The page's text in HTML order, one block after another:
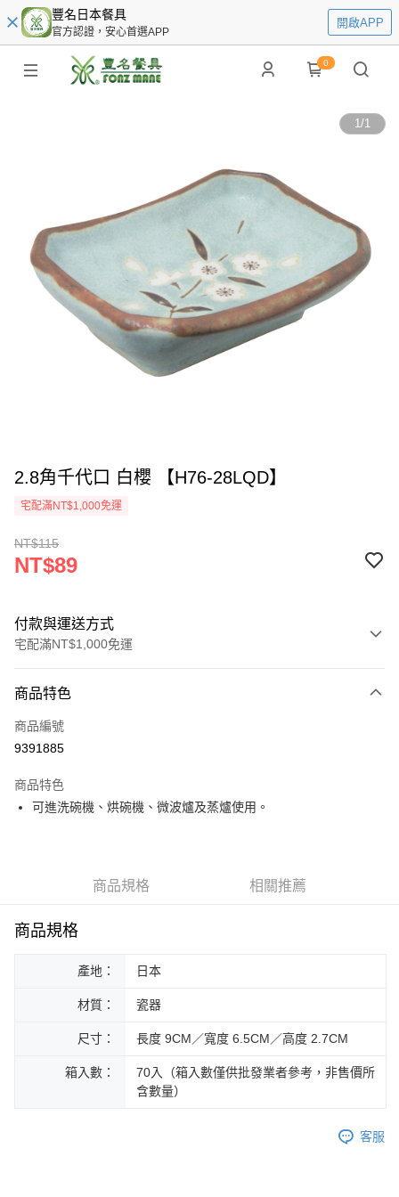
豐名日本餐具
官方認證，安心首選APP
開啟APP
0
1/1
2.8角千代口 白櫻 【H76-28LQD】
宅配滿NT$1,000免運
NT$115
NT$89
付款與運送方式
宅配滿NT$1,000免運
信用卡一次付款
LINE Pay
街口支付
黑貓本島宅配
每筆NT$200，滿NT$1,000(含以上)免運費
黑貓外島宅配
商品特色
商品編號
9391885
商品特色
可進洗碗機、烘碗機、微波爐及蒸爐使用。
商品規格 相關推薦
商品規格
產地： 日本
材質： 瓷器
尺寸： 長度 9CM／寬度 6.5CM／高度 2.7CM
箱入數：
70入（箱入數僅供批發業者參考，非售價所
含數量）
客服